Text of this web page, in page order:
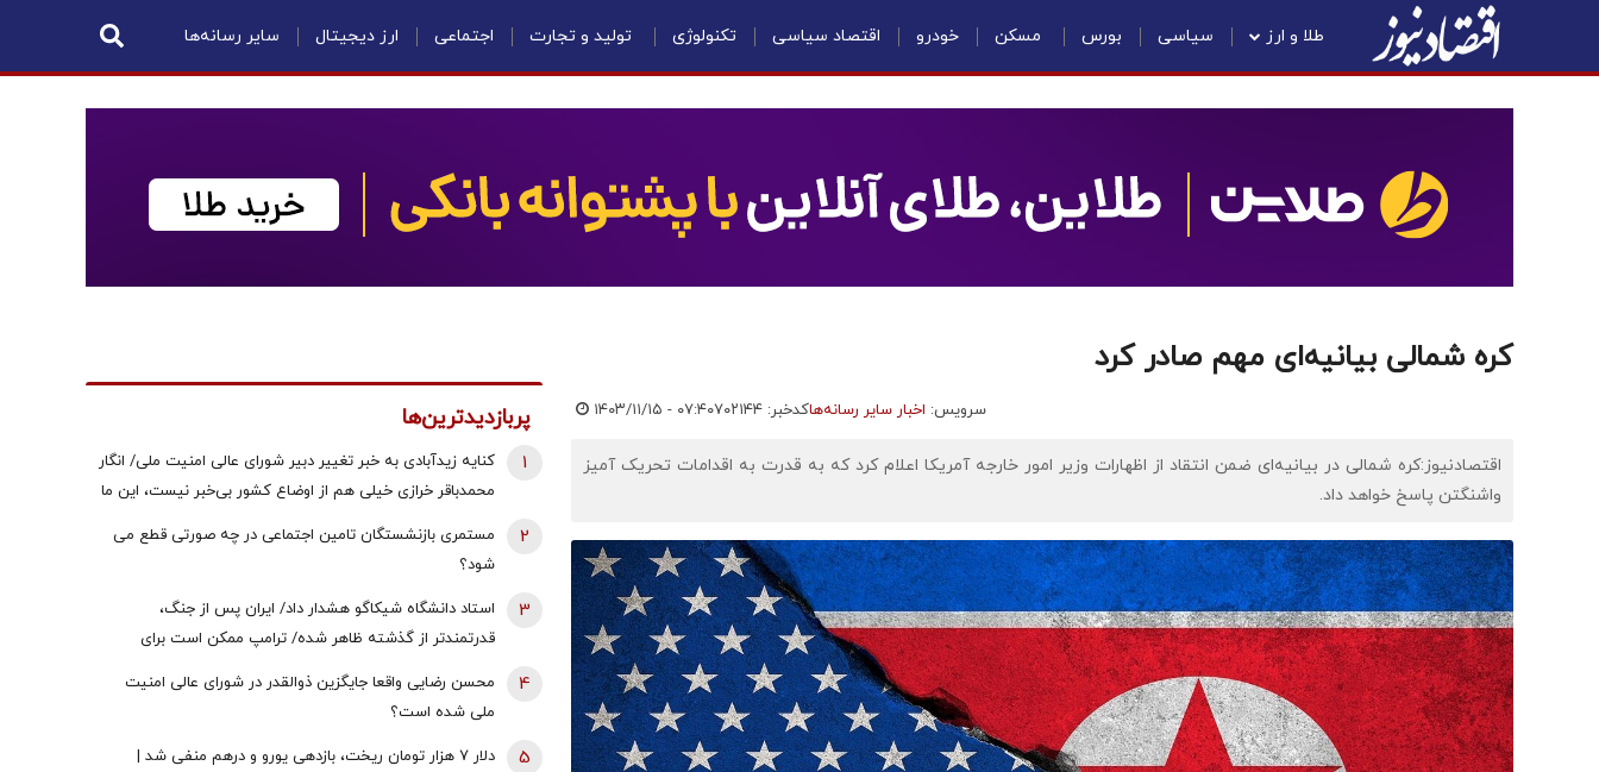
طلا و ارز سیاسی بورس مسکن خودرو اقتصاد سیاسی تکنولوژی تولید و تجارت اجتماعی ارز دیجیتال سایر رسانه‌ها
کره شمالی بیانیه‌ای مهم صادر کرد
سرویس: اخبار سایر رسانه‌هاکدخبر: ۷۰۲۱۴۴ ۱۴۰۳/۱۱/۱۵ - ۰۷:۴۰
اقتصادنیوز:کره شمالی در بیانیه‌ای ضمن انتقاد از اظهارات وزیر امور خارجه آمریکا اعلام کرد که به قدرت به اقدامات تحریک آمیز
واشنگتن پاسخ خواهد داد.
پربازدیدترین‌ها
کنایه زیدآبادی به خبر تغییر دبیر شورای عالی امنیت ملی/ انگار
محمدباقر خرازی خیلی هم از اوضاع کشور بی‌خبر نیست، این ما
هستیم که بی‌خبریم
1
مستمری بازنشستگان تامین اجتماعی در چه صورتی قطع می
شود؟
2
استاد دانشگاه شیکاگو هشدار داد/ ایران پس از جنگ،
قدرتمندتر از گذشته ظاهر شده/ ترامپ ممکن است برای
دستیابی به یک پیروزی نمادین پیش از انتخابات میان‌دوره‌ای
کنگره، به عملیات زمینی روی بیاورد
3
محسن رضایی واقعا جایگزین ذوالقدر در شورای عالی امنیت
ملی شده است؟
4
دلار ۷ هزار تومان ریخت، بازدهی یورو و درهم منفی شد |
5